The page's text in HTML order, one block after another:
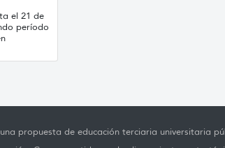
el 21 de
período
propuesta de educación terciaria universitaria